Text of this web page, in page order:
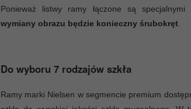
Ponieważ listwy ramy łączone są specjalnymi
wymiany obrazu będzie konieczny śrubokręt.
Do wyboru 7 rodzajów szkła
Ramy marki Nielsen w segmencie premium